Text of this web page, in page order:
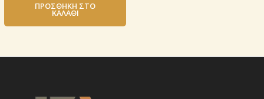
ΠΡΟΣΘΉΚΗ ΣΤΟ
ΚΑΛΆΘΙ